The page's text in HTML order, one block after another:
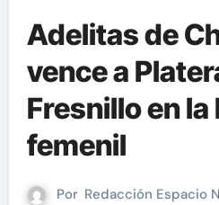
Adelitas de
vence a
Fresnillo en la
femenil
Por Redacción Espacio